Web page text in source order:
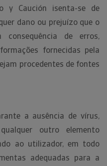
y Caución isenta-se de
dano ou prejuízo que o
de erros,
fornecidas pela
procedentes de fontes
a ausência de vírus,
outro elemento
ao utilizador, em todo
adequadas para a